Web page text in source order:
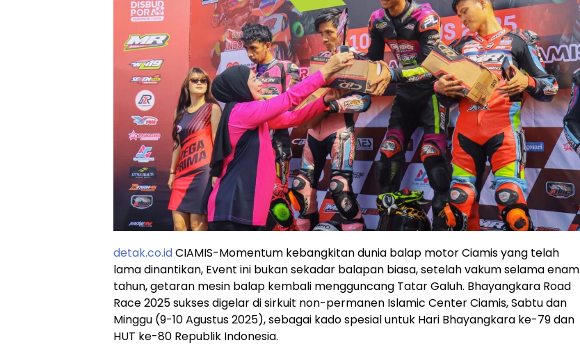
detak.co.idCIAMIS-Momentum kebangkitan dunia balap motor Ciamis yang telah
lama dinantikan, Event ini bukan sekadar balapan biasa, setelah vakum selama enam
tahun, getaran mesin balap kembali mengguncang Tatar Galuh. Bhayangkara Road
Race 2025 sukses digelar di sirkuit non-permanen Islamic Center Ciamis, Sabtu dan
Minggu (9-10 Agustus 2025), sebagai kado spesial untuk Hari Bhayangkara ke-79 dan
HUT ke-80 Republik Indonesia.